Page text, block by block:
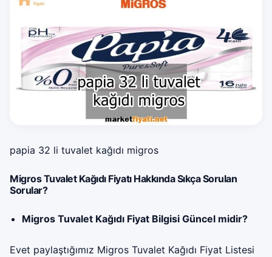
papia 32 li tuvalet kağıdı migros
Migros Tuvalet Kağıdı Fiyatı Hakkında Sıkça Sorulan
Sorular?
Migros Tuvalet Kağıdı Fiyat Bilgisi Güncel midir?
Evet paylaştığımız Migros Tuvalet Kağıdı Fiyat Listesi